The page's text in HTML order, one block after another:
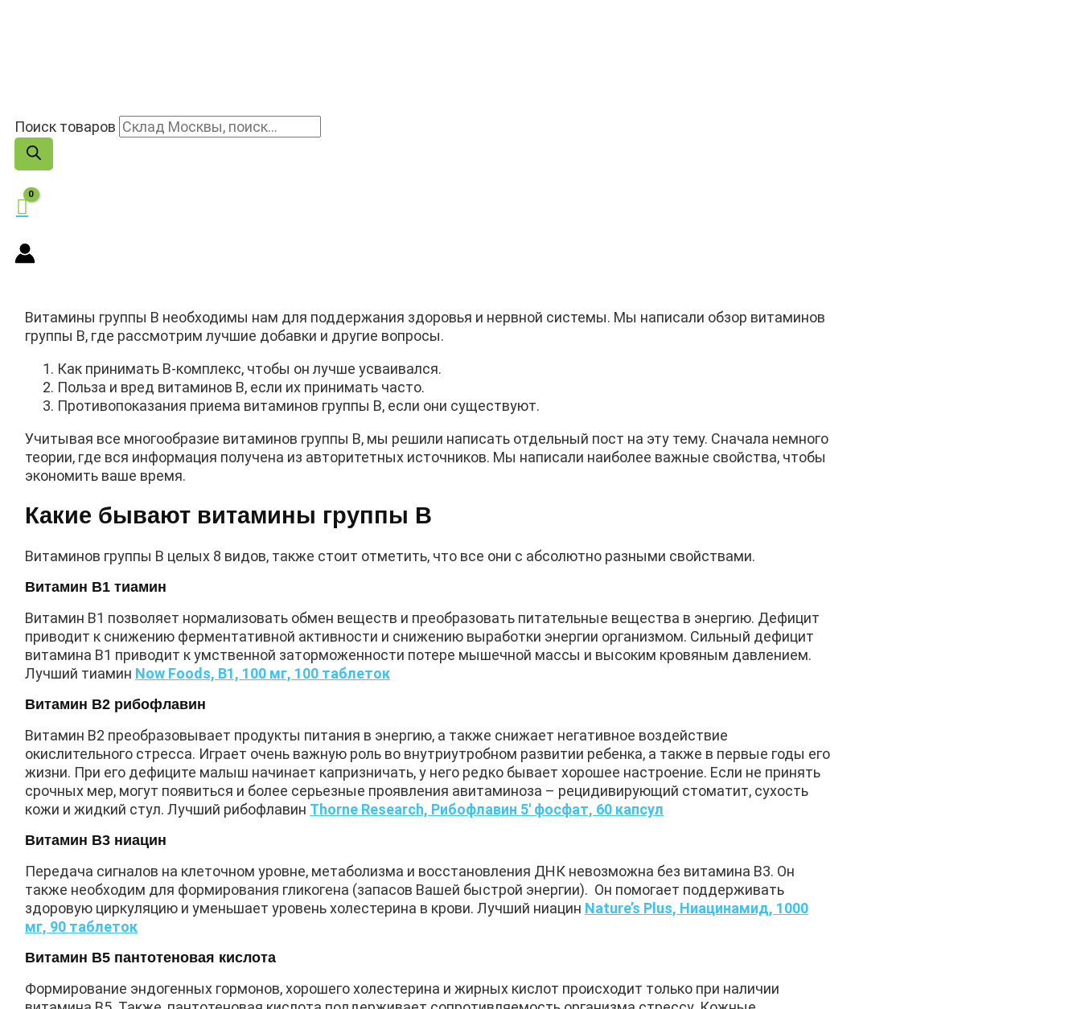
Поиск товаров
Витамины группы В необходимы нам для поддержания здоровья и нервной системы. Мы написали обзор витаминов
группы В, где рассмотрим лучшие добавки и другие вопросы.
Как принимать В-комплекс, чтобы он лучше усваивался.
Польза и вред витаминов В, если их принимать часто.
Противопоказания приема витаминов группы В, если они существуют.
Учитывая все многообразие витаминов группы В, мы решили написать отдельный пост на эту тему. Сначала немного
теории, где вся информация получена из авторитетных источников. Мы написали наиболее важные свойства, чтобы
экономить ваше время.
Какие бывают витамины группы В
Витаминов группы В целых 8 видов, также стоит отметить, что все они с абсолютно разными свойствами.
Витамин В1 тиамин
Витамин B1 позволяет нормализовать обмен веществ и преобразовать питательные вещества в энергию. Дефицит
приводит к снижению ферментативной активности и снижению выработки энергии организмом. Сильный дефицит
витамина В1 приводит к умственной заторможенности потере мышечной массы и высоким кровяным давлением.
Лучший тиамин Now Foods, B1, 100 мг, 100 таблеток
Витамин В2 рибофлавин
Витамин В2 преобразовывает продукты питания в энергию, а также снижает негативное воздействие
окислительного стресса. Играет очень важную роль во внутриутробном развитии ребенка, а также в первые годы его
жизни. При его дефиците малыш начинает капризничать, у него редко бывает хорошее настроение. Если не принять
срочных мер, могут появиться и более серьезные проявления авитаминоза – рецидивирующий стоматит, сухость
кожи и жидкий стул. Лучший рибофлавин Thorne Research, Рибофлавин 5′ фосфат, 60 капсул
Витамин В3 ниацин
Передача сигналов на клеточном уровне, метаболизма и восстановления ДНК невозможна без витамина В3. Он
также необходим для формирования гликогена (запасов Вашей быстрой энергии). Он помогает поддерживать
здоровую циркуляцию и уменьшает уровень холестерина в крови. Лучший ниацин Nature’s Plus, Ниацинамид, 1000
мг, 90 таблеток
Витамин В5 пантотеновая кислота
Формирование эндогенных гормонов, хорошего холестерина и жирных кислот происходит только при наличии